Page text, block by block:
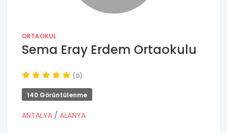
ORTAOKUL
Sema Eray Erdem Ortaokulu
(0)
140 Görüntülenme
ANTALYA / ALANYA